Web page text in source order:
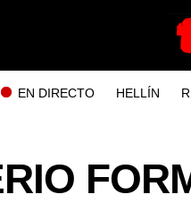
EN DIRECTO HELLÍN